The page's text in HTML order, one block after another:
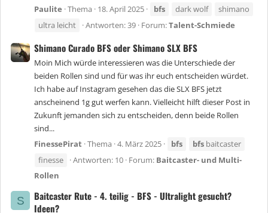
Paulite Thema 18. April 2025 bfs dark wolf
shimano
ultra leicht
Antworten: 39 Forum:Talent-Schmiede
Shimano Curado BFS oder Shimano SLX BFS
Moin Mich würde interessieren was die Unterschiede der
beiden Rollen sind und für was ihr euch entscheiden würdet.
Ich habe auf Instagram gesehen das die SLX BFS jetzt
anscheinend 1g gut werfen kann. Vielleicht hilft dieser Post in
Zukunft jemanden sich zu entscheiden, denn beide Rollen
sind...
FinessePirat Thema 4. März 2025 bfs bfs baitcaster
finesse
Antworten: 10 Forum: Baitcaster- und Multi-
Rollen
S
Baitcaster Rute - 4. teilig - BFS - Ultralight gesucht?
Ideen?